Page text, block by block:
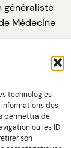
technologies
des
permettra de
ou les ID
son
généraliste
Médecine
la